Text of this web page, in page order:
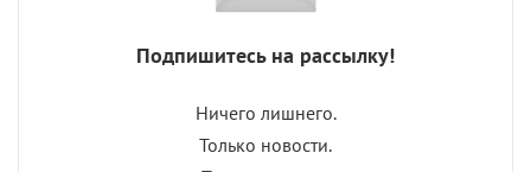
Подпишитесь на рассылку!
Ничего лишнего.
Только новости.